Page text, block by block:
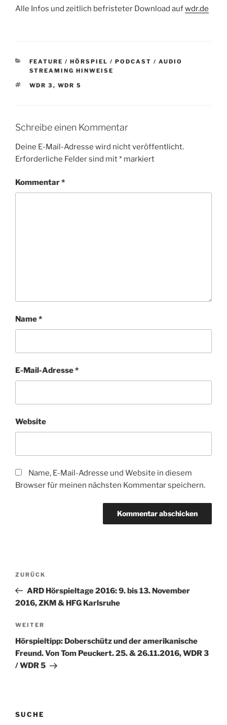
Alle Infos und zeitlich befristeter Download aufwdr.de
KATEGORIEN
FEATURE / HÖRSPIEL / PODCAST / AUDIO
STREAMING HINWEISE
SCHLAGWÖRTER
WDR 3 , WDR 5
Schreibe einen Kommentar
Deine E-Mail-Adresse wird nicht veröffentlicht.
Erforderliche Felder sind mit* markiert
Kommentar*
Name*
E-Mail-Adresse*
Website
Name, E-Mail-Adresse und Website in diesem
Browser für meinen nächsten Kommentar speichern.
Beitragsnavigation
Vorheriger
Beitrag
ZURÜCK
ARD Hörspieltage 2016: 9. bis 13. November
2016, ZKM & HFG Karlsruhe
Nächster
Beitrag
WEITER
Hörspieltipp: Doberschütz und der amerikanische
Freund. Von Tom Peuckert. 25. & 26.11.2016, WDR 3
/ WDR 5
SUCHE